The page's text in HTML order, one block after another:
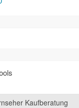
Kaufberatung